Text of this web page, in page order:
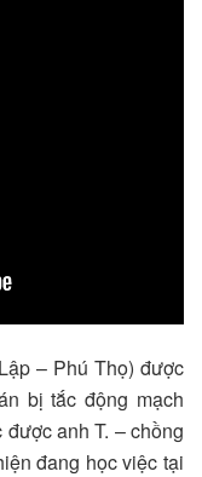
– Phú Thọ) được
bị tắc động mạch
anh T. – chồng
đang học việc tại